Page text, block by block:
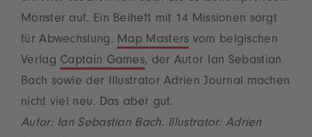
Monster auf. Ein Beiheft mit 14 Missionen sorgt
für Abwechslung. Map Masters vom belgischen
Verlag Captain Games, der Autor Ian Sebastian
Bach sowie der Illustrator Adrien Journal machen
nicht viel neu. Das aber gut.
Autor: Ian Sebastian Bach. Illustrator: Adrien